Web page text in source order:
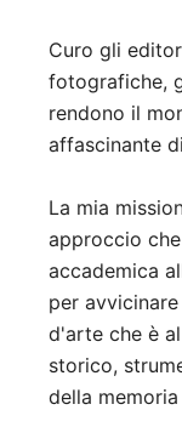
Curo gli
fotografiche,
rendono il
affascinante
La mia
approccio
accademica
per
d'arte che è
storico,
della